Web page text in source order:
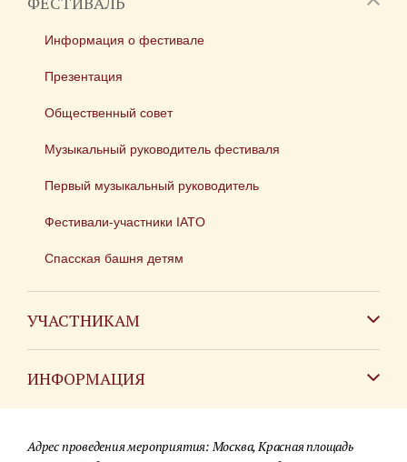
Информация о фестивале
Презентация
Общественный совет
Музыкальный руководитель фестиваля
Первый музыкальный руководитель
Фестивали-участники IATO
Спасская башня детям
УЧАСТНИКАМ
ИНФОРМАЦИЯ
Для СМИ
Адрес проведения мероприятия: Москва, Красная площадь